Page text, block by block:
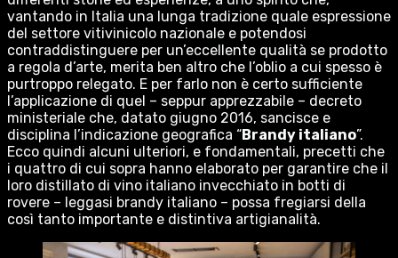
vantando in Italia una lunga tradizione quale espressione
del settore vitivinicolo nazionale e potendosi
contraddistinguere per un’eccellente qualità se prodotto
a regola d’arte, merita ben altro che l’oblio a cui spesso è
purtroppo relegato. E per farlo non è certo sufficiente
l’applicazione di quel – seppur apprezzabile – decreto
ministeriale che, datato giugno 2016, sancisce e
disciplina l’indicazione geografica “Brandy italiano”.
Ecco quindi alcuni ulteriori, e fondamentali, precetti che
i quattro di cui sopra hanno elaborato per garantire che il
loro distillato di vino italiano invecchiato in botti di
rovere – leggasi brandy italiano – possa fregiarsi della
così tanto importante e distintiva artigianalità.